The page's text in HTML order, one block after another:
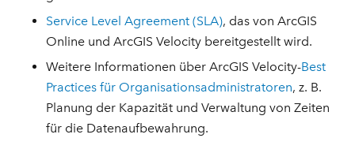
Service Level Agreement (SLA), das von ArcGIS
Online und ArcGIS Velocity bereitgestellt wird.
Weitere Informationen über ArcGIS Velocity-Best
Practices für Organisationsadministratoren, z. B.
Planung der Kapazität und Verwaltung von Zeiten
für die Datenaufbewahrung.